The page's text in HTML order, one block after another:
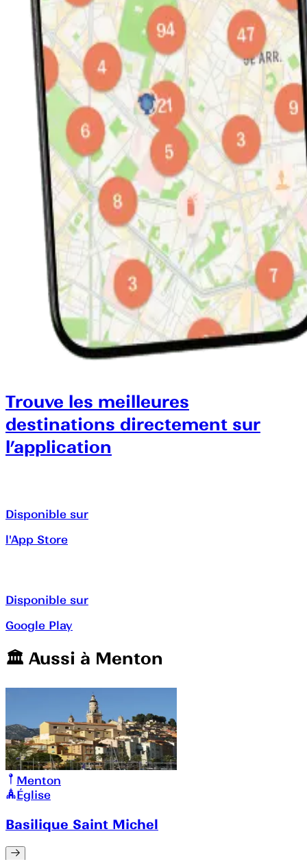
Trouve les meilleures
destinations directement sur
l’application
Disponible sur
l'App Store
Disponible sur
Google Play
🏛️️ Aussi à Menton
Menton
Église
Basilique Saint Michel